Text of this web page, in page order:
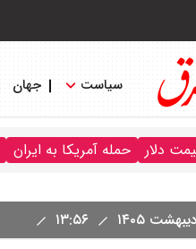
سیاست جهان
دلار حمله آمریکا به ایران